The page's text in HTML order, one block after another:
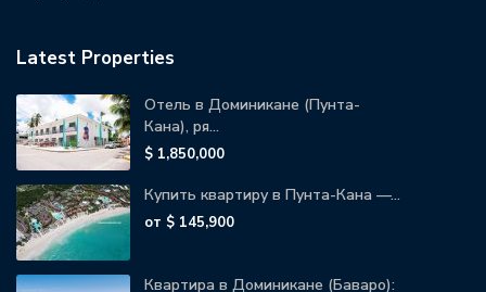
Latest Properties
Отель в Доминикане (Пунта-
Кана), ря...
$ 1,850,000
Купить квартиру в Пунта-Кана —...
от $ 145,900
Квартира в Доминикане (Баваро):